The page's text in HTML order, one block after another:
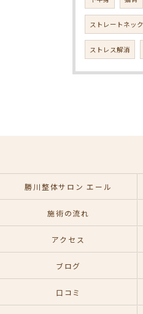
ストレートネック
ストレス解消
勝川整体サロン エール
施術の流れ
アクセス
ブログ
口コミ